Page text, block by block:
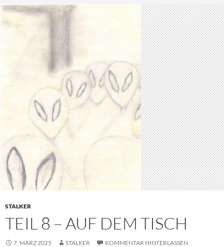
STALKER
TEIL 8 – AUF DEM TISCH
7. MÄRZ 2025 STALKER KOMMENTAR HINTERLASSEN